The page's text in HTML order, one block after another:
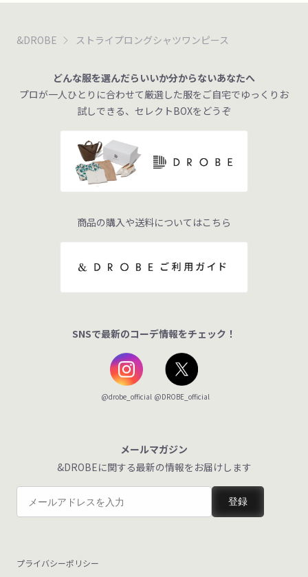
&DROBE ストライプロングシャツワンピース
どんな服を選んだらいいか分からないあなたへ
プロが一人ひとりに合わせて厳選した服をご自宅でゆっくりお
試しできる、セレクトBOXをどうぞ
商品の購入や送料についてはこちら
SNSで最新のコーデ情報をチェック！
@drobe_official @DROBE_official
メールマガジン
&DROBEに関する最新の情報をお届けします
登録
プライバシーポリシー